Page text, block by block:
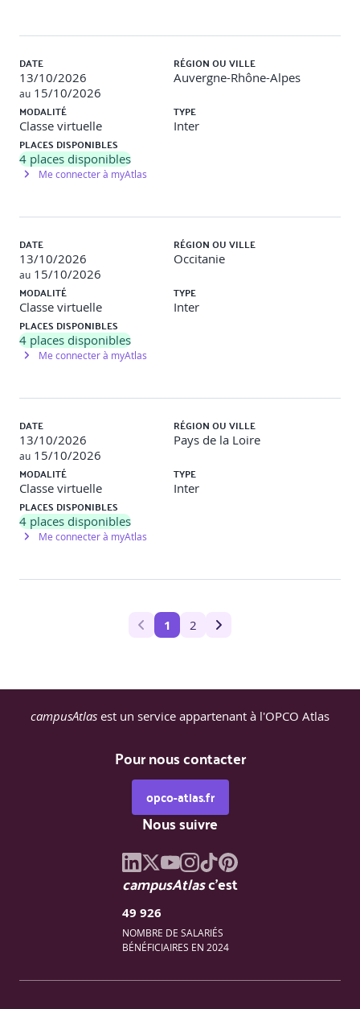
DATE
13/10/2026
au 15/10/2026
RÉGION OU VILLE
Auvergne-Rhône-Alpes
MODALITÉ
Classe virtuelle
TYPE
Inter
PLACES DISPONIBLES
4 places disponibles
Me connecter à myAtlas
DATE
13/10/2026
au 15/10/2026
RÉGION OU VILLE
Occitanie
MODALITÉ
Classe virtuelle
TYPE
Inter
PLACES DISPONIBLES
4 places disponibles
Me connecter à myAtlas
DATE
13/10/2026
au 15/10/2026
RÉGION OU VILLE
Pays de la Loire
MODALITÉ
Classe virtuelle
TYPE
Inter
PLACES DISPONIBLES
4 places disponibles
Me connecter à myAtlas
1 2
campusAtlas est un service appartenant à l'OPCO Atlas
Pour nous contacter
opco-atlas.fr
Nous suivre
campusAtlasc'est
49 926
NOMBRE DE SALARIÉS
BÉNÉFICIAIRES EN 2024